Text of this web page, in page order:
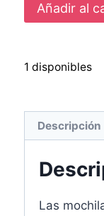
Añadir al
1 disponibles
Descripción
Las